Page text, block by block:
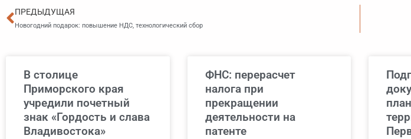
Пред
ПРЕДЫДУЩАЯ
Новогодний подарок: повышение НДС, технологический сбор
В столице
Приморского края
учредили почетный
знак «Гордость и слава
Владивостока»
ФНС: перерасчет
налога при
прекращении
деятельности на
патенте